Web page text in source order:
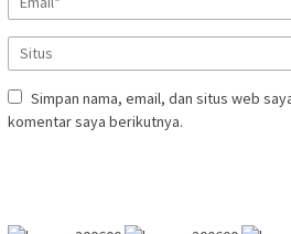
Simpan nama, email, dan situs web
komentar saya berikutnya.